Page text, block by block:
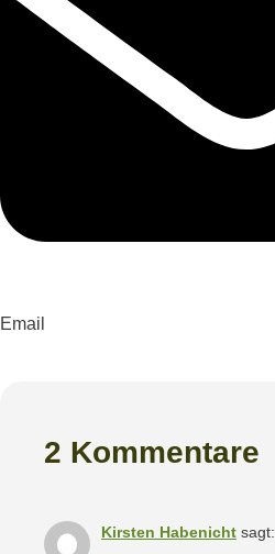
Email
2 Kommentare
Kirsten Habenicht sagt: